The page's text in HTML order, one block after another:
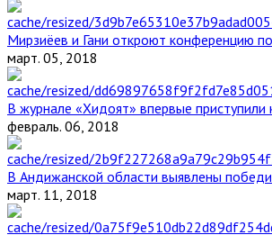
Мирзиёев и Гани откроют конференцию
март. 05, 2018
В журнале «Хидоят» впервые
февраль. 06, 2018
В Андижанской области выявлены
март. 11, 2018